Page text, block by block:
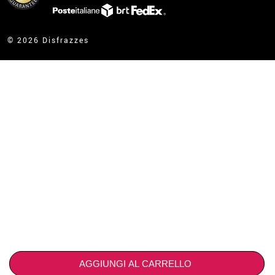
AGGIUNGI AL CARRELLO
© 2026 Disfrazzes